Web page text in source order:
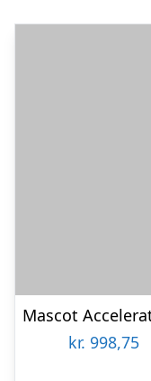
kr. 998,75